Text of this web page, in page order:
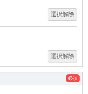
選択解除
選択解除